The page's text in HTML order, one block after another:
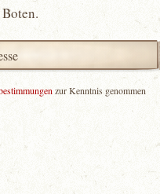
zur Kenntnis genommen